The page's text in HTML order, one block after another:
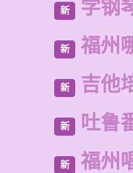
新 学钢
新 福州
新 吉他
新 吐鲁
新 福州